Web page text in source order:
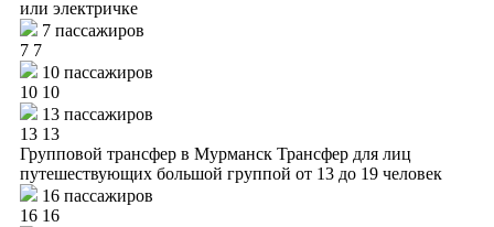
или электричке
7 пассажиров
7 7
10 пассажиров
10 10
13 пассажиров
13 13
Групповой трансфер в Мурманск Трансфер для лиц
путешествующих большой группой от 13 до 19 человек
16 пассажиров
16 16